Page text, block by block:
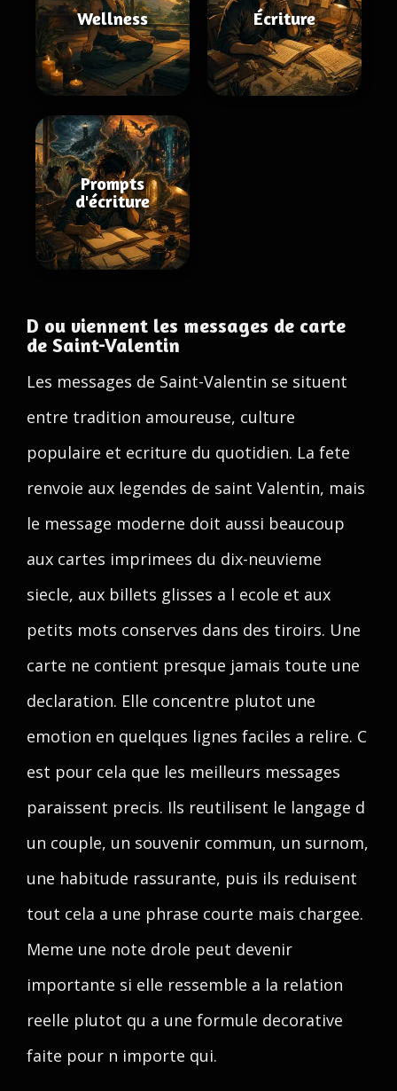
Wellness Écriture
Prompts
d'écriture
D ou viennent les messages de carte
de Saint-Valentin
Les messages de Saint-Valentin se situent
entre tradition amoureuse, culture
populaire et ecriture du quotidien. La fete
renvoie aux legendes de saint Valentin, mais
le message moderne doit aussi beaucoup
aux cartes imprimees du dix-neuvieme
siecle, aux billets glisses a l ecole et aux
petits mots conserves dans des tiroirs. Une
carte ne contient presque jamais toute une
declaration. Elle concentre plutot une
emotion en quelques lignes faciles a relire. C
est pour cela que les meilleurs messages
paraissent precis. Ils reutilisent le langage d
un couple, un souvenir commun, un surnom,
une habitude rassurante, puis ils reduisent
tout cela a une phrase courte mais chargee.
Meme une note drole peut devenir
importante si elle ressemble a la relation
reelle plutot qu a une formule decorative
faite pour n importe qui.